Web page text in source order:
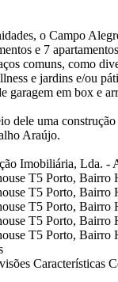
o Campo
e 7
comuns, como
e jardins e/ou
garagem em box e
dele uma
Araújo.
Imobiliária, Lda. -
Características